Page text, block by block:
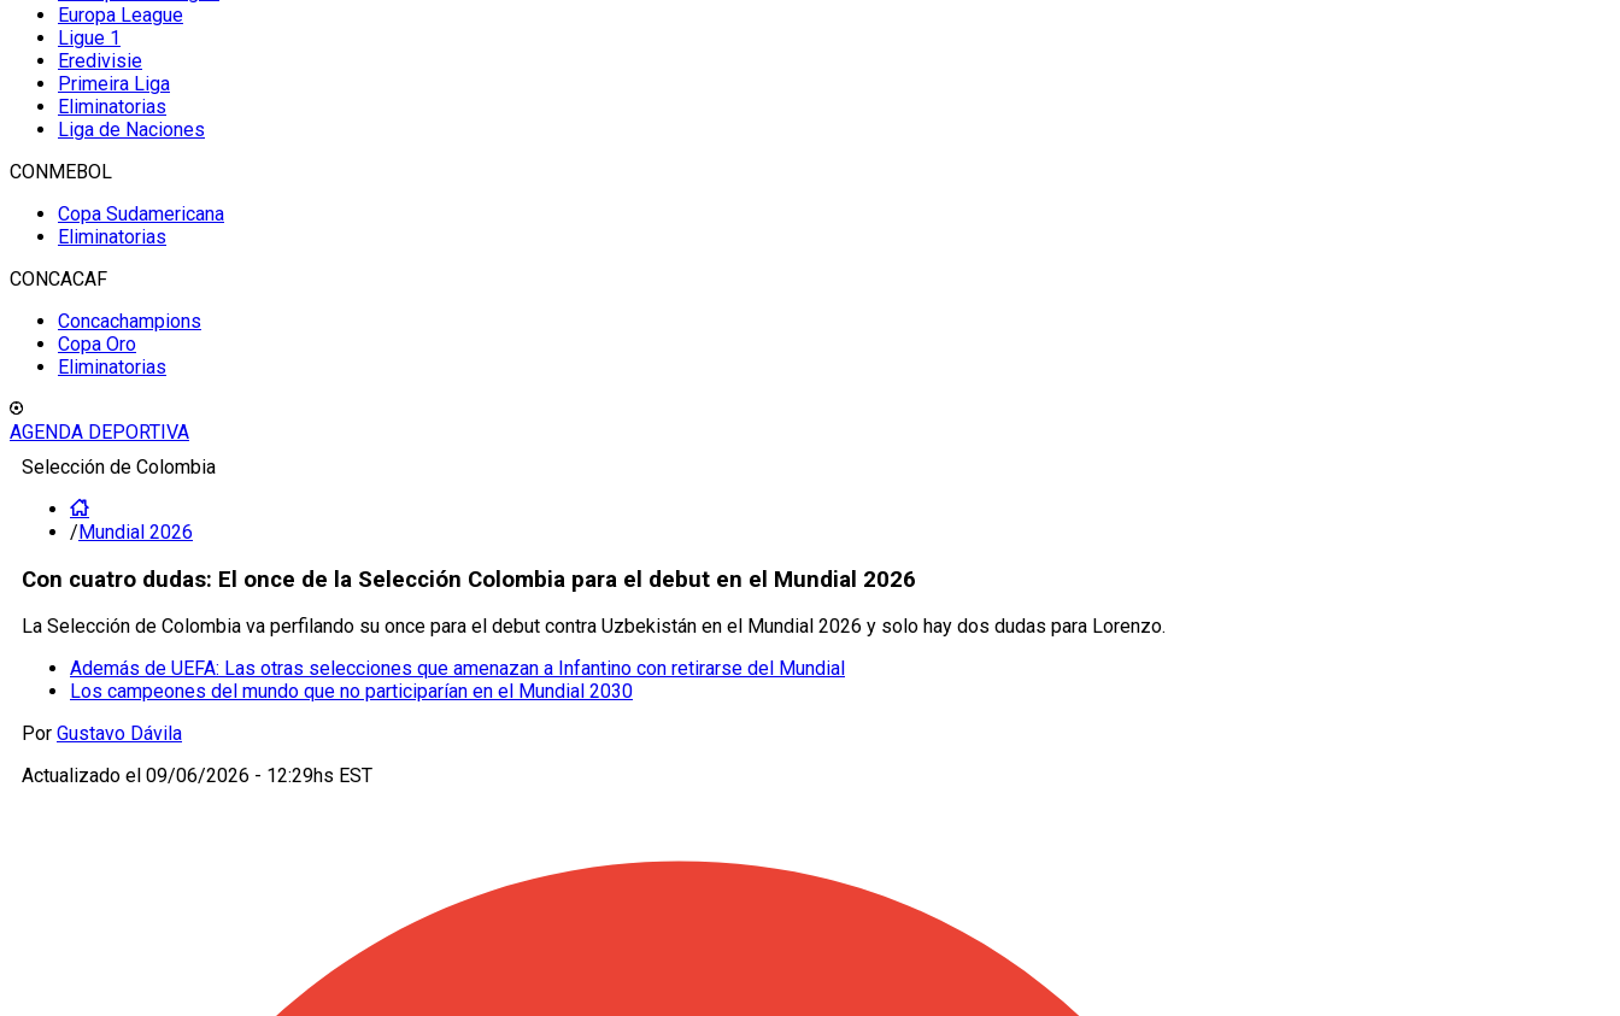
Europa League
Ligue 1
Eredivisie
Primeira Liga
Eliminatorias
Liga de Naciones
CONMEBOL
Copa Sudamericana
Eliminatorias
CONCACAF
Concachampions
Copa Oro
Eliminatorias
AGENDA DEPORTIVA
Selección de Colombia
/Mundial 2026
Con cuatro dudas: El once de la Selección Colombia para el debut en el Mundial 2026
La Selección de Colombia va perfilando su once para el debut contra Uzbekistán en el Mundial 2026 y solo hay dos dudas para Lorenzo.
Además de UEFA: Las otras selecciones que amenazan a Infantino con retirarse del Mundial
Los campeones del mundo que no participarían en el Mundial 2030
Por Gustavo Dávila
Actualizado el 09/06/2026 - 12:29hs EST